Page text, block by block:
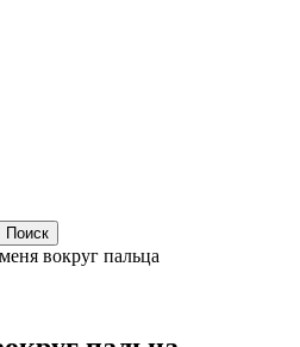
вокруг пальца